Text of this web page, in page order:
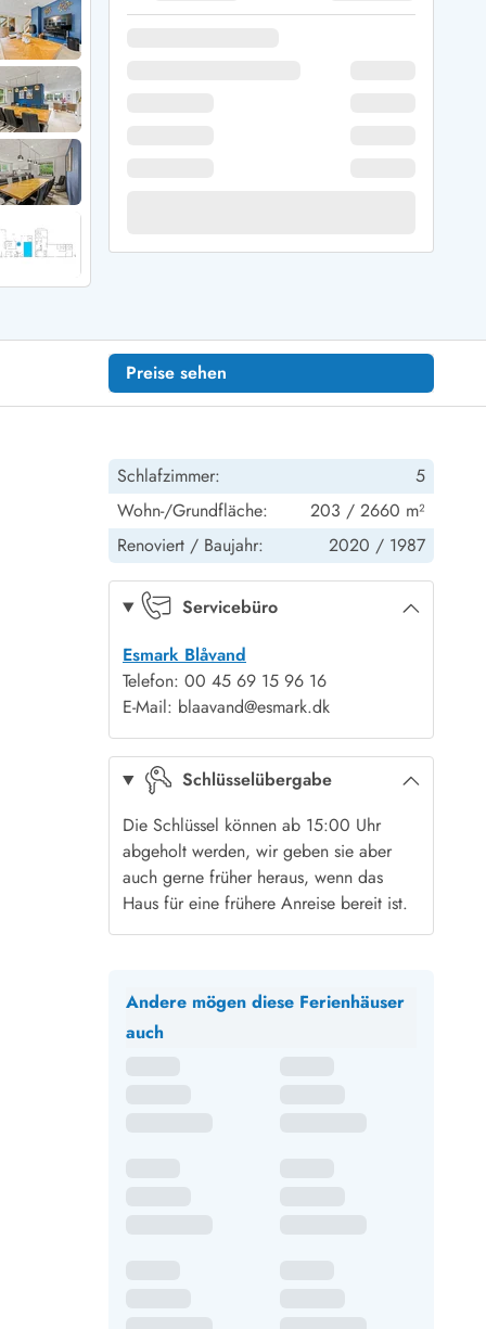
Fjord
Klit
Strand
Husby
Preise sehen
Schlafzimmer:
5
Wohn-/Grundfläche:
203 / 2660 m²
Renoviert / Baujahr: 2020 / 1987
Servicebüro
Esmark Blåvand
Telefon: 00 45 69 15 96 16
E-Mail: blaavand@esmark.dk
Schlüsselübergabe
Die Schlüssel können ab 15:00 Uhr
abgeholt werden, wir geben sie aber
auch gerne früher heraus, wenn das
Haus für eine frühere Anreise bereit ist.
Andere mögen diese Ferienhäuser
auch